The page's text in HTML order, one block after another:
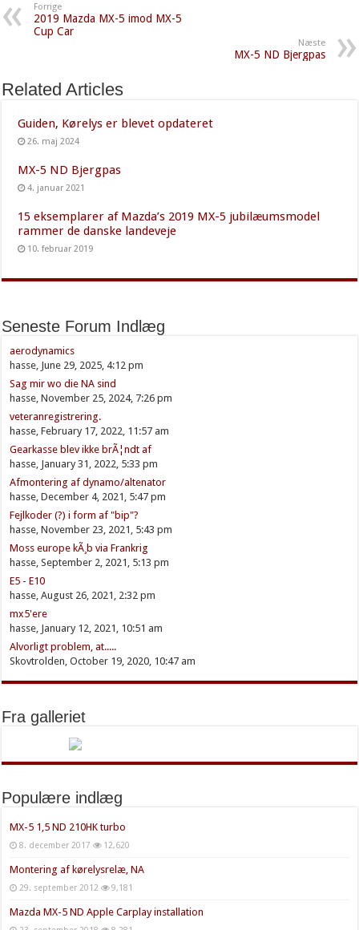
Forrige
2019 Mazda MX-5 imod MX-5
Cup Car
Næste
MX-5 ND Bjergpas
Related Articles
Guiden, Kørelys er blevet opdateret
26. maj 2024
MX-5 ND Bjergpas
4. januar 2021
15 eksemplarer af Mazda’s 2019 MX-5 jubilæumsmodel
rammer de danske landeveje
10. februar 2019
Seneste Forum Indlæg
aerodynamics
hasse, June 29, 2025, 4:12 pm
Sag mir wo die NA sind
hasse, November 25, 2024, 7:26 pm
veteranregistrering.
hasse, February 17, 2022, 11:57 am
Gearkasse blev ikke brÃ¦ndt af
hasse, January 31, 2022, 5:33 pm
Afmontering af dynamo/altenator
hasse, December 4, 2021, 5:47 pm
Fejlkoder (?) i form af "bip"?
hasse, November 23, 2021, 5:43 pm
Moss europe kÃ¸b via Frankrig
hasse, September 2, 2021, 5:13 pm
E5 - E10
hasse, August 26, 2021, 2:32 pm
mx5'ere
hasse, January 12, 2021, 10:51 am
Alvorligt problem, at.....
Skovtrolden, October 19, 2020, 10:47 am
Fra galleriet
Populære indlæg
MX-5 1,5 ND 210HK turbo
8. december 2017 12,620
Montering af kørelysrelæ, NA
29. september 2012 9,181
Mazda MX-5 ND Apple Carplay installation